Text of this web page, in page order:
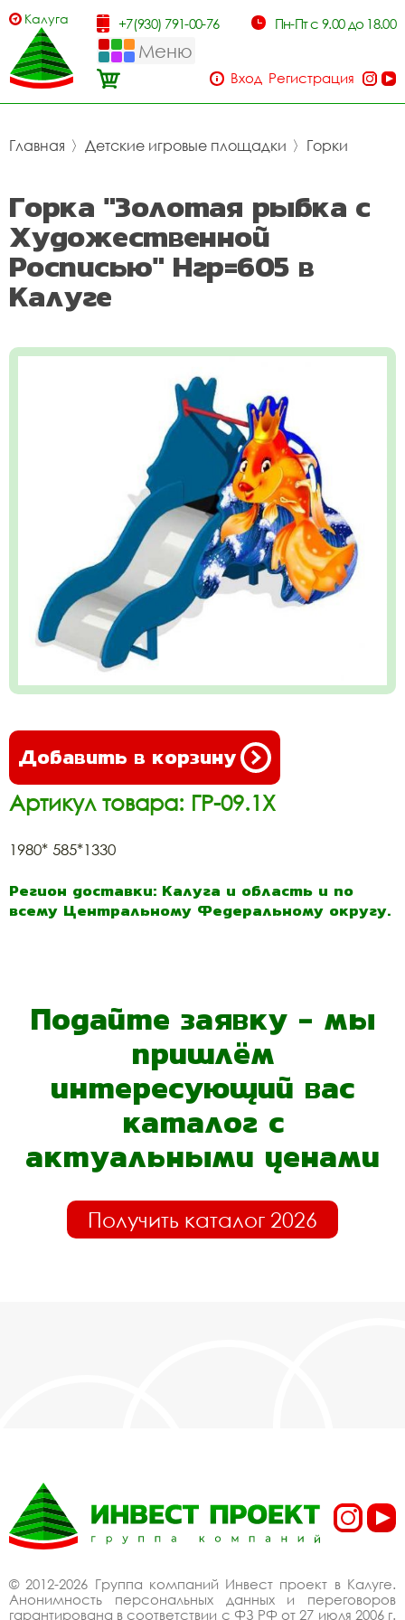
Калуга +7(930) 791-00-76 Пн-Пт с 9.00 до 18.00
Меню
Вход Регистрация
Главная 〉 Детские игровые площадки 〉 Горки
Горка "Золотая рыбка с
Художественной
Росписью" Нгр=605 в
Калуге
Добавить в корзину
Артикул товара: ГР-09.1Х
1980* 585*1330
Регион доставки: Калуга и область и по
всему Центральному Федеральному округу.
Подайте заявку - мы
пришлём
интересующий вас
каталог с
актуальными ценами
Получить каталог 2026
© 2012-2026 Группа компаний Инвест проект в Калуге.
Анонимность персональных данных и переговоров
гарантирована в соответствии с ФЗ РФ от 27 июля 2006 г.